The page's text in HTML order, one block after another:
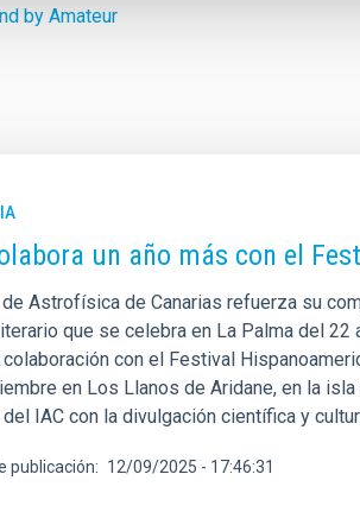
by Amateur
un año más con el
Astrofísica de Canarias refuerza su
que se celebra en La Palma del
colaboración con el Festival
en Los Llanos de Aridane, en la
IAC con la divulgación científica y
publicación 12/09/2025 - 17:46:31